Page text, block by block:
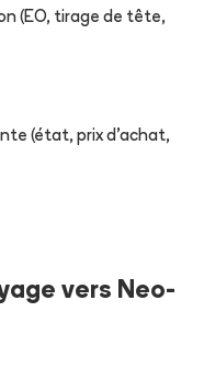
(EO, tirage de tête,
(état, prix d'achat,
vers Neo-